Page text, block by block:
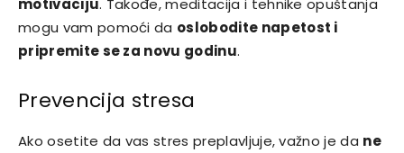
motivaciju. Takođe, meditacija i tehnike opuštanja
mogu vam pomoći da oslobodite napetost i
pripremite se za novu godinu.
Prevencija stresa
Ako osetite da vas stres preplavljuje, važno je da ne